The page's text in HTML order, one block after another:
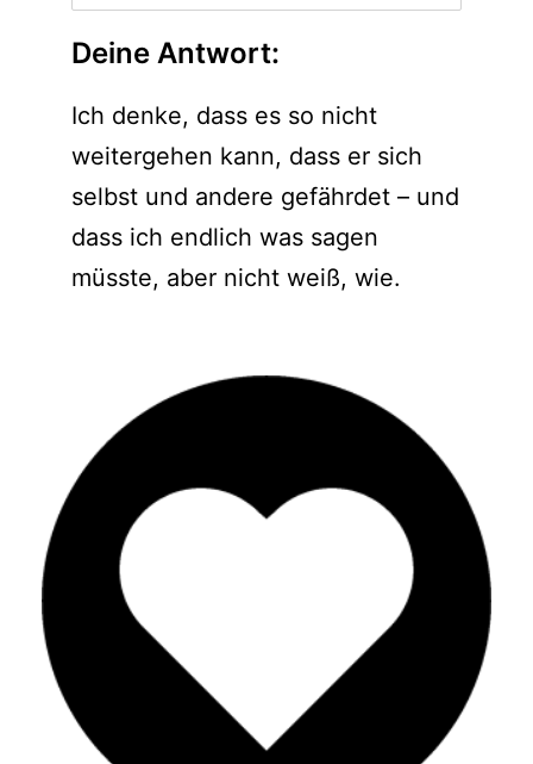
Deine Antwort:
Ich denke, dass es so nicht
weitergehen kann, dass er sich
selbst und andere gefährdet – und
dass ich endlich was sagen
müsste, aber nicht weiß, wie.